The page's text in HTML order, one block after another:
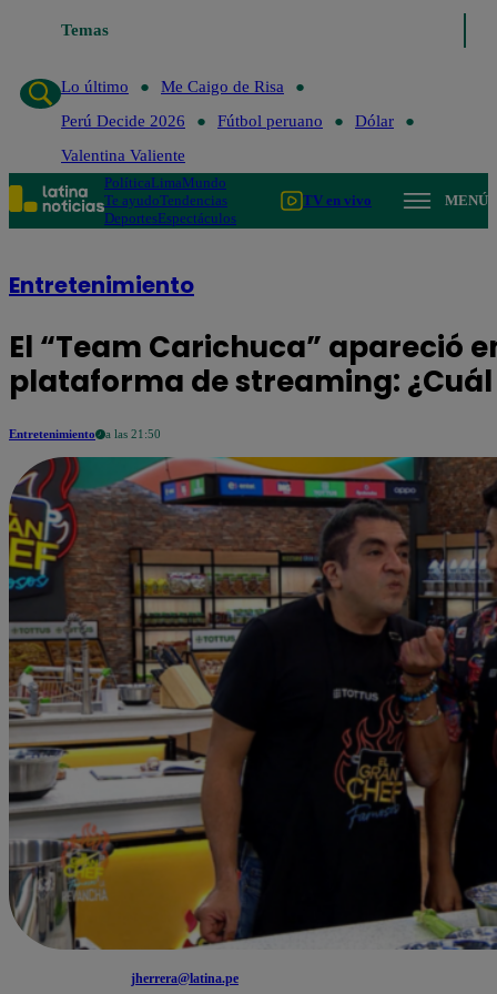
Temas
Lo último
Lo último
Me Caigo de Risa
Perú Decide 2026
Fútbol peruano
Dólar
Valentina Valiente
PolíticaLimaMundo
Te ayudoTendencias
DeportesEspectáculos
TV en vivo MENÚ
Entretenimiento
El “Team Carichuca” apareció
plataforma de streaming: ¿Cuál
Entretenimiento a las 21:50
jherrera@latina.pe